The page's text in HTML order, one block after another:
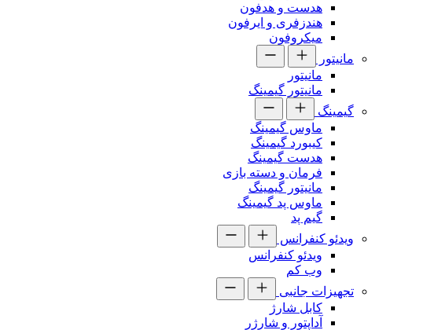
هدست و هدفون
هندزفری و ایرفون
میکروفون
مانیتور
مانیتور
مانیتور گیمینگ
گیمینگ
ماوس گیمینگ
کیبورد گیمینگ
هدست گیمینگ
فرمان و دسته بازی
مانیتور گیمینگ
ماوس پد گیمینگ
گیم پد
ویدئو کنفرانس
ویدئو کنفرانس
وب کم
تجهیزات جانبی
کابل شارژ
آداپتور و شارژر